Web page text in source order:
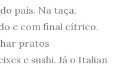
país. Na taça,
e com final cítrico.
pratos
e sushi. Já o Italian